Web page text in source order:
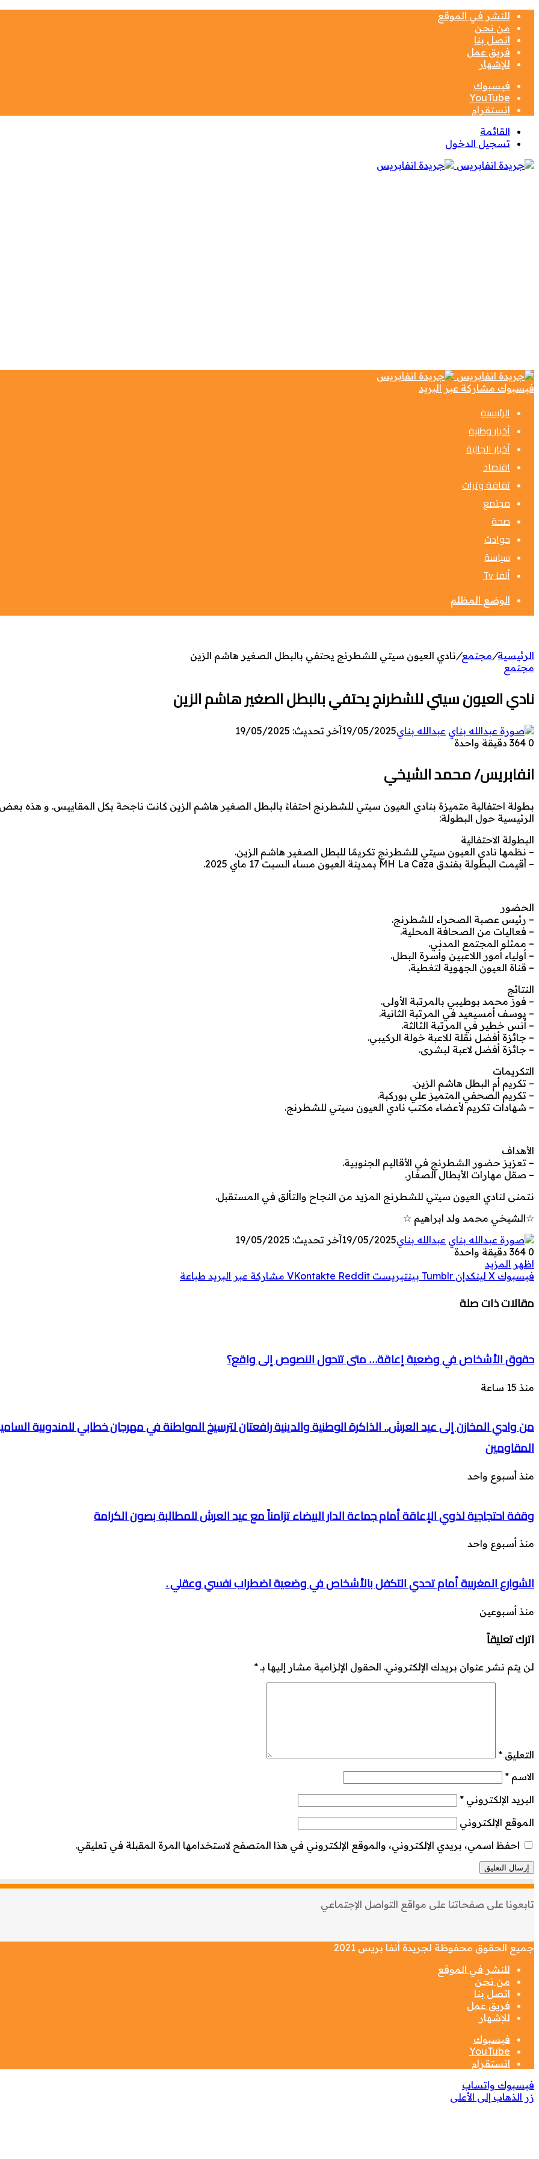
للنشر في الموقع
من نحن
اتصل بنا
فريق عمل
للإشهار
فيسبوك
‫YouTube
انستقرام
القائمة
تسجيل الدخول
فيسبوك مشاركة عبر البريد
الرئيسية
أخبار وطنية
أخبار الجالية
اقتصاد
ثقافة وتراث
مجتمع
صحة
حوادث
سياسة
أنفا Tv
الوضع المظلم
الرئيسية/مجتمع/نادي العيون سيتي للشطرنج يحتفي بالبطل الصغير هاشم الزين
مجتمع
نادي العيون سيتي للشطرنج يحتفي بالبطل الصغير هاشم الزين
عبدالله بناي19/05/2025آخر تحديث: 19/05/2025
0
دقيقة واحدة
انفابريس/ محمد الشيخي
بطولة احتفالية متميزة بنادي العيون سيتي للشطرنج احتفاءً بالبطل الصغير هاشم الزين كانت ناجحة بكل المقاييس. و هذه بعض
الرئيسية حول البطولة:
البطولة الاحتفالية
– نظمها نادي العيون سيتي للشطرنج تكريمًا للبطل الصغير هاشم الزين.
– أقيمت البطولة بفندق MH La Caza بمدينة العيون مساء السبت 17 ماي 2025.
الحضور
– رئيس عصبة الصحراء للشطرنج.
– فعاليات من الصحافة المحلية.
– ممثلو المجتمع المدني.
– أولياء أمور اللاعبين وأسرة البطل.
– قناة العيون الجهوية لتغطية.
النتائج
– فوز محمد بوطيبي بالمرتبة الأولى.
– يوسف أمسيعيد في المرتبة الثانية.
– أنس خطير في المرتبة الثالثة.
– جائزة أفضل نقلة للاعبة خولة الركيبي.
– جائزة أفضل لاعبة لبشرى.
التكريمات
– تكريم أم البطل هاشم الزين.
– تكريم الصحفي المتميز علي بوركبة.
– شهادات تكريم لأعضاء مكتب نادي العيون سيتي للشطرنج.
الأهداف
– تعزيز حضور الشطرنج في الأقاليم الجنوبية.
– صقل مهارات الأبطال الصغار.
نتمنى لنادي العيون سيتي للشطرنج المزيد من النجاح والتألق في المستقبل.
☆الشيخي محمد ولد ابراهيم ☆
عبدالله بناي19/05/2025آخر تحديث: 19/05/2025
0
دقيقة واحدة
اظهر المزيد
فيسبوك ‫X لينكدإن بينتيريست مشاركة عبر البريد طباعة
مقالات ذات صلة
حقوق الأشخاص في وضعية إعاقة… متى تتحول النصوص إلى واقع؟
منذ 15 ساعة
من وادي المخازن إلى عيد العرش.. الذاكرة الوطنية والدينية رافعتان لترسيخ المواطنة في مهرجان خطابي للمندوبية
المقاومين
منذ أسبوع واحد
وقفة احتجاجية لذوي الإعاقة أمام جماعة الدار البيضاء تزامناً مع عيد العرش للمطالبة بصون الكرامة
منذ أسبوع واحد
الشوارع المغربية أمام تحدي التكفل بالأشخاص في وضعية اضطراب نفسي وعقلي .
منذ أسبوعين
اترك تعليقاً
لن يتم نشر عنوان بريدك الإلكتروني. الحقول الإلزامية مشار إليها بـ*
التعليق *
الاسم *
البريد الإلكتروني *
الموقع الإلكتروني
احفظ اسمي، بريدي الإلكتروني، والموقع الإلكتروني في هذا المتصفح لاستخدامها المرة المقبلة في تعليقي.
تابعونا على صفحاتنا على مواقع التواصل الإجتماعي
جميع الحقوق محفوظة لجريدة أنفا بريس 2021
للنشر في الموقع
من نحن
اتصل بنا
فريق عمل
للإشهار
فيسبوك
‫YouTube
انستقرام
فيسبوك واتساب
زر الذهاب إلى الأعلى